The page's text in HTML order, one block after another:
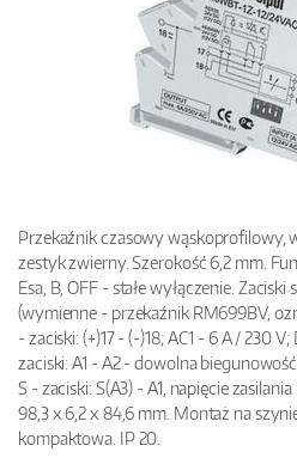
Przekaźnik czasowy wąskoprofilowy,
zestyk zwierny. Szerokość 6,2 mm.
Esa, B, OFF - stałe wyłączenie.
(wymienne - przekaźnik RM699BV,
- zaciski: (+)17 - (-)18; AC1 - 6 A / 230
zaciski: A1 - A2 - dowolna
S - zaciski: S(A3) - A1, napięcie
98,3 x 6,2 x 84,6 mm. Montaż na
kompaktowa. IP 20.